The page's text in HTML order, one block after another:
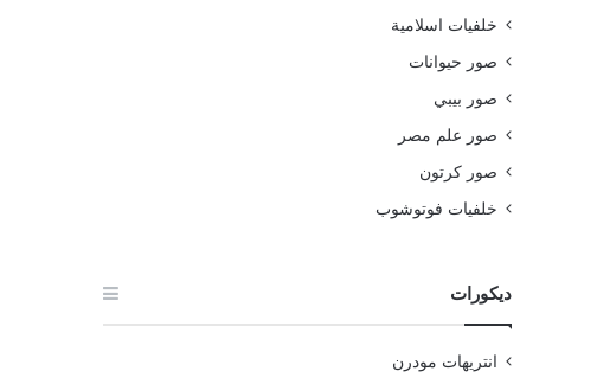
خلفيات اسلامية
صور حيوانات
صور بيبي
صور علم مصر
صور كرتون
خلفيات فوتوشوب
ديكورات
انتريهات مودرن